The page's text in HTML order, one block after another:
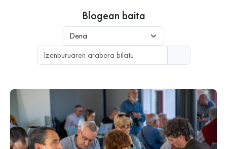
Blogean baita